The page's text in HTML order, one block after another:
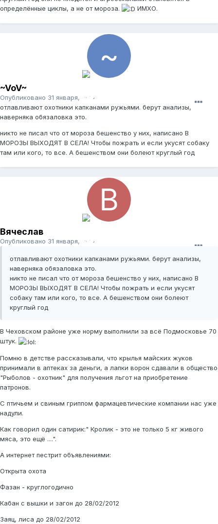
определённые циклы, а не от мороза.
ИМХО.
~VoV~
Опубликовано 31 января, 2012
отлавливают охотники капканами ружьями. берут анализы,
наверняка обязаловка это.
никто не писал что от мороза бешенство у них, написано В
МОРОЗЫ ВЫХОДЯТ В СЕЛА! Чтобы пожрать и если укусят собаку
там или кого, то все. А бешенством они болеют круглый год
Вячеслав
Опубликовано 31 января, 2012
отлавливают охотники капканами ружьями. берут анализы,
наверняка обязаловка это.
никто не писал что от мороза бешенство у них, написано В
МОРОЗЫ ВЫХОДЯТ В СЕЛА! Чтобы пожрать и если укусят
собаку там или кого, то все. А бешенством они болеют
круглый год
В Чеховском районе уже норму выполнили за всё Подмосковье 70
штук.
Помню в детстве рассказывали, что крылья майских жуков
принимали в аптеках за деньги, а лапки ворон сдавали в общество
"Рыболов - охотник" для получения льгот на приобретение
патронов.
С птичьем и свиным гриппом фармацевтические компании нас уже
надули.
Как говорил один сатирик:" Кролик - это не только 5 кг живого
мяса, это ещё ....".
А интернет пестрит объявлениями:
Открыта охота
Фазан - круглогодично
Кабан с вышки и загон до 28/02/2012
Заяц, лиса до 28/02/2012